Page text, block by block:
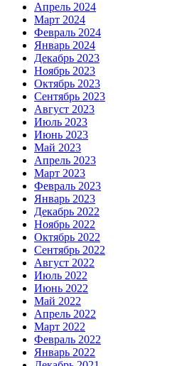
Апрель 2024
Март 2024
Февраль 2024
Январь 2024
Декабрь 2023
Ноябрь 2023
Октябрь 2023
Сентябрь 2023
Август 2023
Июль 2023
Июнь 2023
Май 2023
Апрель 2023
Март 2023
Февраль 2023
Январь 2023
Декабрь 2022
Ноябрь 2022
Октябрь 2022
Сентябрь 2022
Август 2022
Июль 2022
Июнь 2022
Май 2022
Апрель 2022
Март 2022
Февраль 2022
Январь 2022